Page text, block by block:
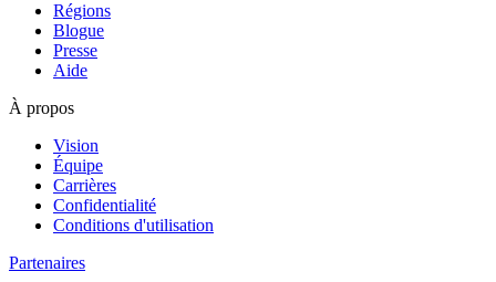
Régions
Blogue
Presse
Aide
À propos
Vision
Équipe
Carrières
Confidentialité
Conditions d'utilisation
Partenaires